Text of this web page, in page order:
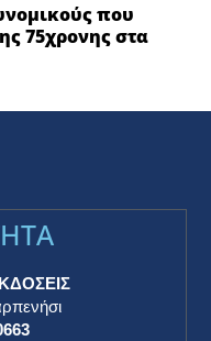
που
75χρονης στα